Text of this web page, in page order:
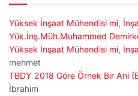
Yüksek İnşaat Mühendisi mi,
Yük.İnş.Müh.Muhammed
Yüksek İnşaat Mühendisi mi,
mehmet
TBDY 2018 Göre Örnek Bir Ani
İbrahim